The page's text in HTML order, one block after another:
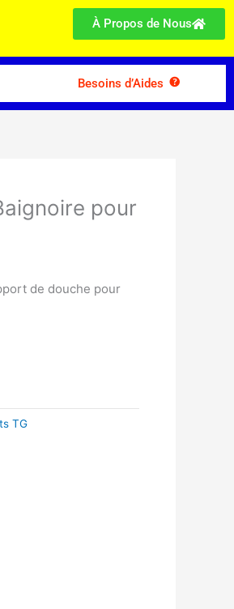
À Propos de Nous
Besoins d’Aides
pour
de douche pour
TG